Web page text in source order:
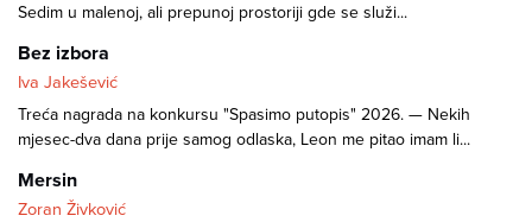
Sedim u malenoj, ali prepunoj prostoriji gde se služi...
Bez izbora
Iva Jakešević
Treća nagrada na konkursu "Spasimo putopis" 2026. — Nekih
mjesec-dva dana prije samog odlaska, Leon me pitao imam li...
Mersin
Zoran Živković